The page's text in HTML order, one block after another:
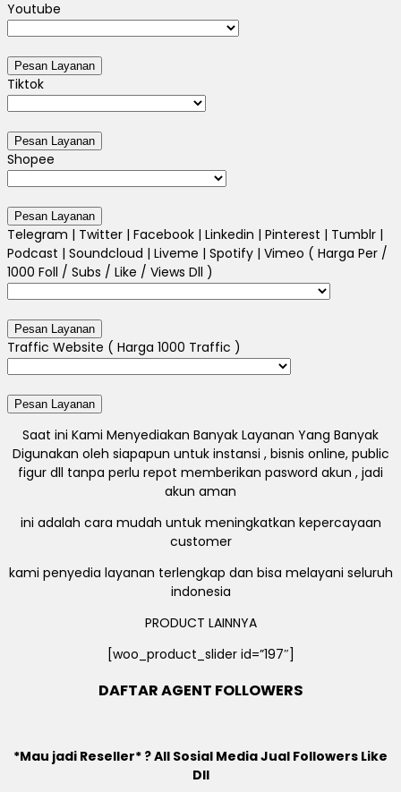
Youtube
Tiktok
Shopee
Telegram | Twitter | Facebook | Linkedin | Pinterest | Tumblr |
Podcast | Soundcloud | Liveme | Spotify | Vimeo ( Harga Per /
1000 Foll / Subs / Like / Views Dll )
Traffic Website ( Harga 1000 Traffic )
Saat ini Kami Menyediakan Banyak Layanan Yang Banyak
Digunakan oleh siapapun untuk instansi , bisnis online, public
figur dll tanpa perlu repot memberikan pasword akun , jadi
akun aman
ini adalah cara mudah untuk meningkatkan kepercayaan
customer
kami penyedia layanan terlengkap dan bisa melayani seluruh
indonesia
PRODUCT LAINNYA
[woo_product_slider id=”197″]
DAFTAR AGENT FOLLOWERS
*Mau jadi Reseller* ? All Sosial Media Jual Followers Like
Dll